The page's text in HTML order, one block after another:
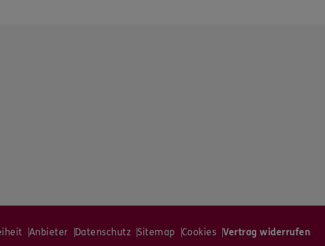
Anbieter Datenschutz Sitemap Cookies Vertrag widerrufen